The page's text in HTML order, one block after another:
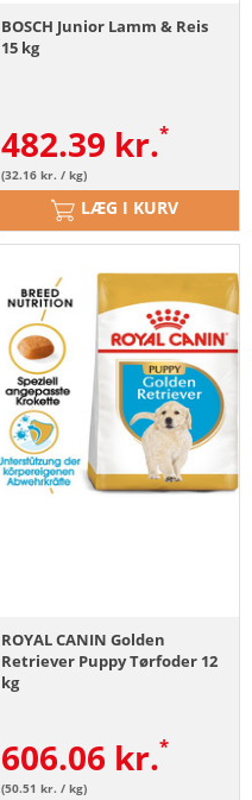
BOSCH Junior Lamm & Reis
15 kg
482.39 kr.
(32.16 kr. / kg)
LÆG I KURV
ROYAL CANIN Golden
Retriever Puppy Tørfoder 12
kg
606.06 kr.
(50.51 kr. / kg)